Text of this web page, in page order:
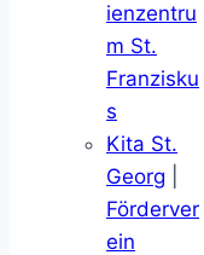
ienzentru
m St.
Franzisku
s
Kita St.
Georg
Förderver
ein